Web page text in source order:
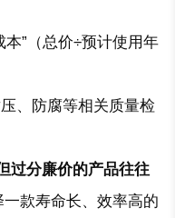
本”（总价÷预计使用年
、防腐等相关质量检
过分廉价的产品往往
一款寿命长、效率高的